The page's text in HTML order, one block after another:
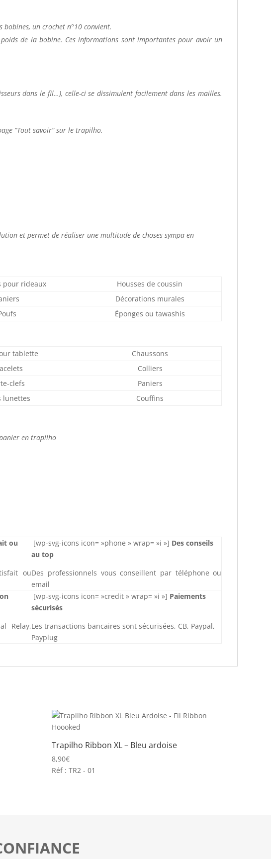
un crochet n°10 convient.
de la bobine. Ces informations sont importantes pour avoir un
dans le fil…), celle-ci se dissimulent facilement dans les mailles.
“Tout savoir” sur le trapilho.
et permet de réaliser une multitude de choses sympa en
pour rideaux
Housses de coussin
Décorations murales
Éponges ou tawashis
tablette
Chaussons
Colliers
clefs
Paniers
lunettes Couffins
en trapilho
ou
ou
[wp-svg-icons icon= »phone » wrap= »i »] Des conseils
au top
Des professionnels vous conseillent par téléphone ou
email
Relay,
[wp-svg-icons icon= »credit » wrap= »i »] Paiements
sécurisés
Les transactions bancaires sont sécurisées, CB, Paypal,
Payplug
Trapilho Ribbon XL – Bleu ardoise
8,90€
Réf : TR2 - 01